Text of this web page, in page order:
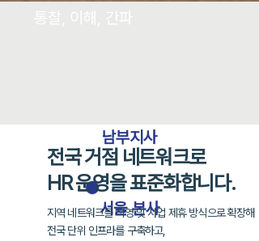
​서울 본사
남부지사
전국 거점 네트워크로
HR 운영을 표준화합니다.
지역 네트워크를 직영 및 사업 제휴 방식으로 확장해
전국 단위 인프라를 구축하고,